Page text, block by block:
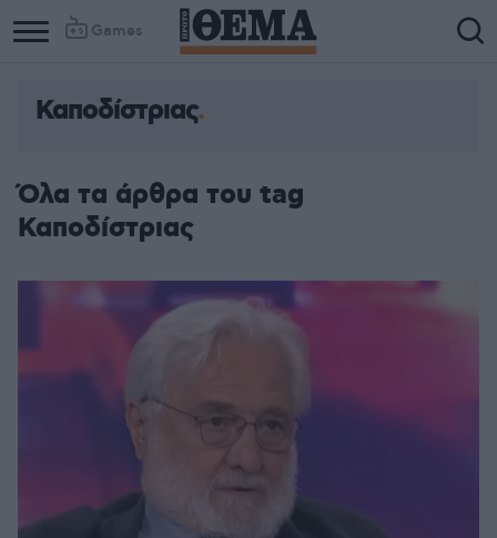
Games
Column
Column
Καποδίστριας
Όλα τα άρθρα του tag
Καποδίστριας